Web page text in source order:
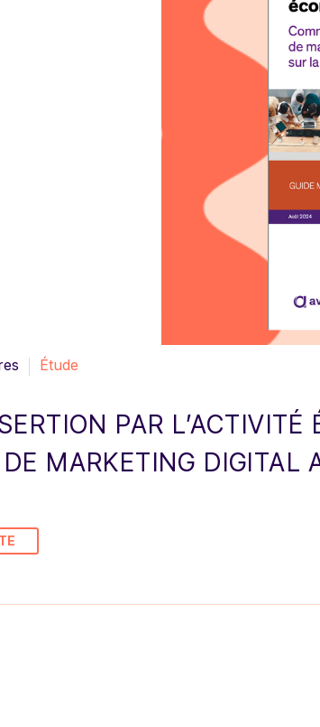
Étude
PAR
DE MARKETING